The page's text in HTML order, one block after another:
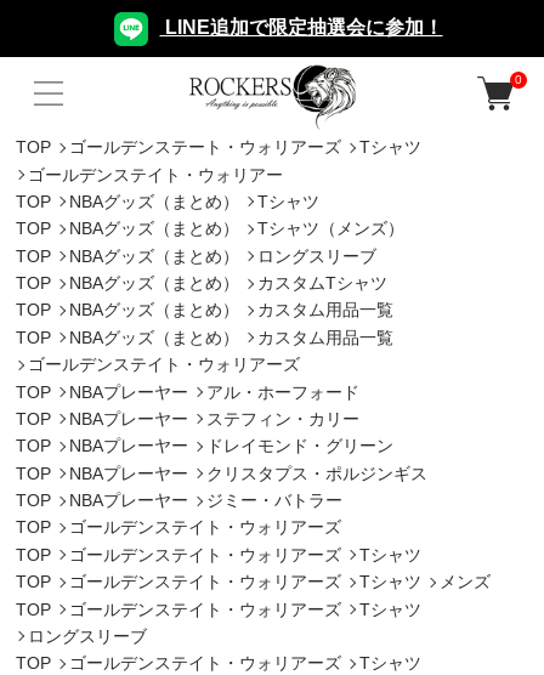
LINE追加で限定抽選会に参加！
0
TOP ゴールデンステート・ウォリアーズ
Tシャツ
ゴールデンステイト・ウォリアー
TOP
NBAグッズ（まとめ）
Tシャツ
TOP
NBAグッズ（まとめ）
Tシャツ（メンズ）
TOP
NBAグッズ（まとめ）
ロングスリーブ
TOP
NBAグッズ（まとめ）
カスタムTシャツ
TOP
NBAグッズ（まとめ）
カスタム用品一覧
TOP
NBAグッズ（まとめ）
カスタム用品一覧
ゴールデンステイト・ウォリアーズ
TOP
NBAプレーヤー
アル・ホーフォード
TOP
NBAプレーヤー
ステフィン・カリー
TOP
NBAプレーヤー
ドレイモンド・グリーン
TOP
NBAプレーヤー
クリスタプス・ポルジンギス
TOP
NBAプレーヤー
ジミー・バトラー
TOP
ゴールデンステイト・ウォリアーズ
TOP
ゴールデンステイト・ウォリアーズ
Tシャツ
TOP
ゴールデンステイト・ウォリアーズ Tシャツ
メンズ
TOP
ゴールデンステイト・ウォリアーズ
Tシャツ
ロングスリーブ
TOP
ゴールデンステイト・ウォリアーズ
Tシャツ